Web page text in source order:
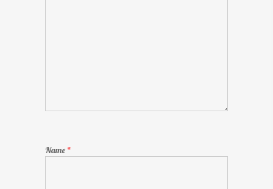
Name *